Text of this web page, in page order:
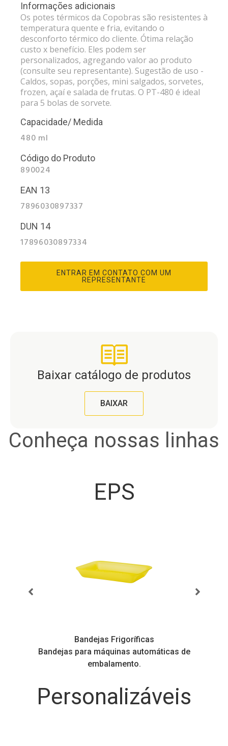
Informações adicionais
Os potes térmicos da Copobras são resistentes à
temperatura quente e fria, evitando o
desconforto térmico do cliente. Ótima relação
custo x benefício. Eles podem ser
personalizados, agregando valor ao produto
(consulte seu representante). Sugestão de uso -
Caldos, sopas, porções, mini salgados, sorvetes,
frozen, açaí e salada de frutas. O PT-480 é ideal
para 5 bolas de sorvete.
Capacidade/ Medida
480 ml
Código do Produto
890024
EAN 13
7896030897337
DUN 14
17896030897334
ENTRAR EM CONTATO COM UM
REPRESENTANTE
Baixar catálogo de produtos
BAIXAR
Conheça nossas linhas
EPS
Bandejas Frigoríficas
Bandejas para máquinas automáticas de
embalamento.
Personalizáveis